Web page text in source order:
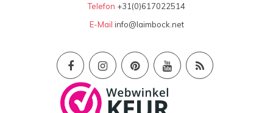
Telefon +31(0)617022514
E-Mail info@laimbock.net